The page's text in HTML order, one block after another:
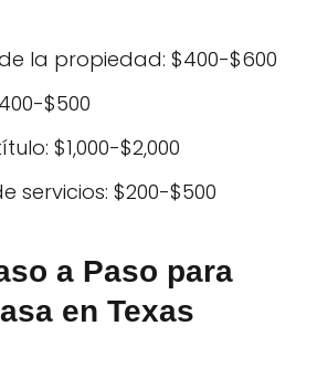
la propiedad: $400-$600
$500
$1,000-$2,000
servicios: $200-$500
a Paso para
en Texas